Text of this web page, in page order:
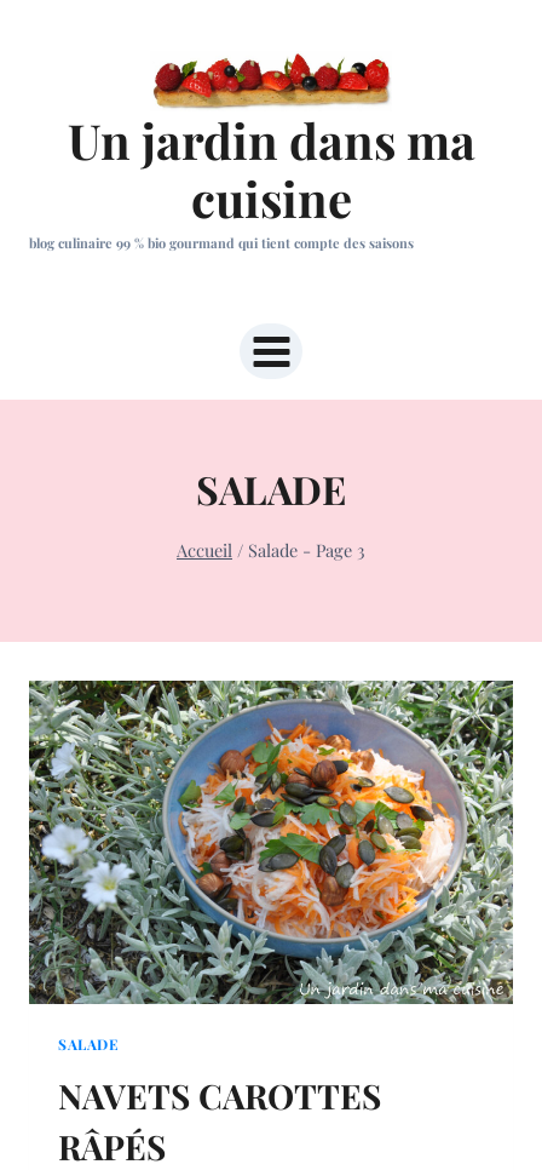
Un jardin dans ma
cuisine
blog culinaire 99 % bio gourmand qui tient compte des saisons
SALADE
Accueil / Salade - Page 3
SALADE
NAVETS CAROTTES
RÂPÉS